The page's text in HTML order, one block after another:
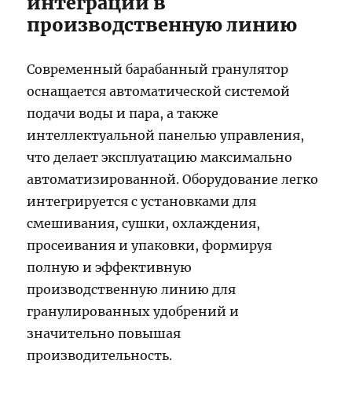
производственную линию
Современный барабанный гранулятор
оснащается автоматической системой
подачи воды и пара, а также
интеллектуальной панелью управления,
что делает эксплуатацию максимально
автоматизированной. Оборудование легко
интегрируется с установками для
смешивания, сушки, охлаждения,
просеивания и упаковки, формируя
полную и эффективную
производственную линию для
гранулированных удобрений и
значительно повышая
производительность.